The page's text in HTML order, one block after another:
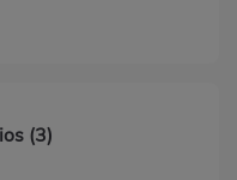
(3)